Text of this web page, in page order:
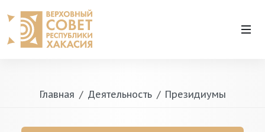
Главная Деятельность Президиумы